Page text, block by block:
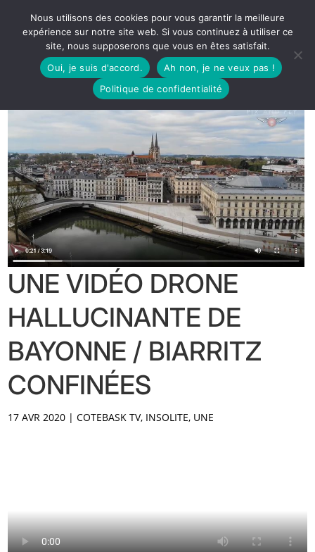
UNE VIDÉO DRONE
HALLUCINANTE DE
BAYONNE / BIARRITZ
CONFINÉES
17 AVR 2020 |COTEBASK TV, INSOLITE, UNE
Nous utilisons des cookies pour vous garantir la meilleure
expérience sur notre site web. Si vous continuez à utiliser ce
site, nous supposerons que vous en êtes satisfait.
Oui, je suis d'accord.
Ah non, je ne veux pas !
Politique de confidentialité